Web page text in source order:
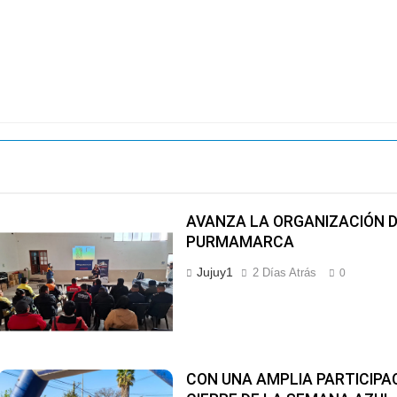
AVANZA LA ORGANIZACIÓN
PURMAMARCA
Jujuy1 2 Días Atrás 0
CON UNA AMPLIA